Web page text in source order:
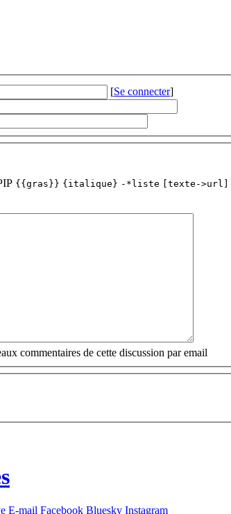
[Se connecter]
{{gras}} {italique} -*liste [texte->url]
commentaires de cette discussion par email